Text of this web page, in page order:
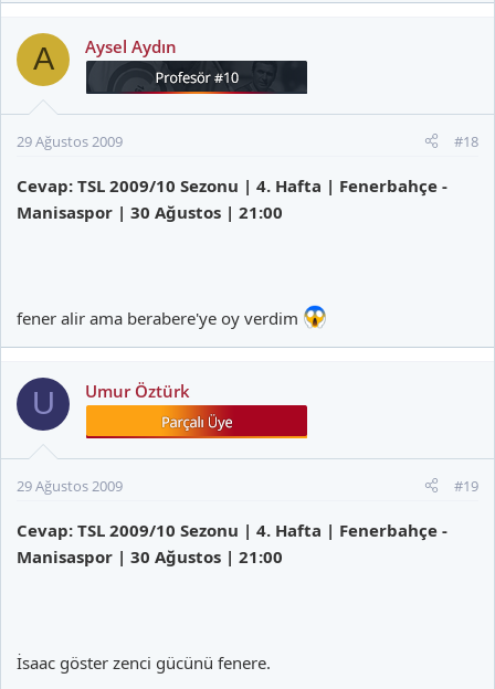
A Aysel Aydın
29 Ağustos 2009 #18
Cevap: TSL 2009/10 Sezonu | 4. Hafta | Fenerbahçe -
Manisaspor | 30 Ağustos | 21:00
fener alir ama berabere'ye oy verdim
U Umur Öztürk
29 Ağustos 2009 #19
Cevap: TSL 2009/10 Sezonu | 4. Hafta | Fenerbahçe -
Manisaspor | 30 Ağustos | 21:00
İsaac göster zenci gücünü fenere.